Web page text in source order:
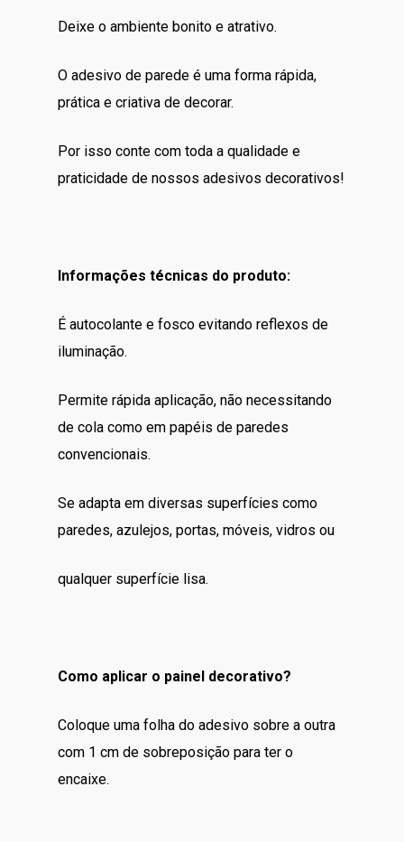
Deixe o ambiente bonito e atrativo.
O adesivo de parede é uma forma rápida,
prática e criativa de decorar.
Por isso conte com toda a qualidade e
praticidade de nossos adesivos decorativos!
Informações técnicas do produto:
É autocolante e fosco evitando reflexos de
iluminação.
Permite rápida aplicação, não necessitando
de cola como em papéis de paredes
convencionais.
Se adapta em diversas superfícies como
paredes, azulejos, portas, móveis, vidros ou
qualquer superfície lisa.
Como aplicar o painel decorativo?
Coloque uma folha do adesivo sobre a outra
com 1 cm de sobreposição para ter o
encaixe.